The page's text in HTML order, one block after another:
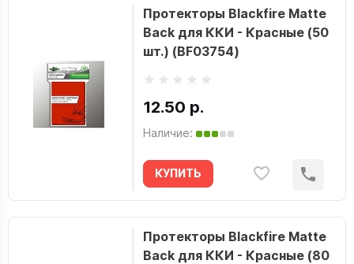
Протекторы Blackfire Matte
Back для ККИ - Красные (50
шт.) (BF03754)
12.50 р.
Наличие:
КУПИТЬ
Протекторы Blackfire Matte
Back для ККИ - Красные (80